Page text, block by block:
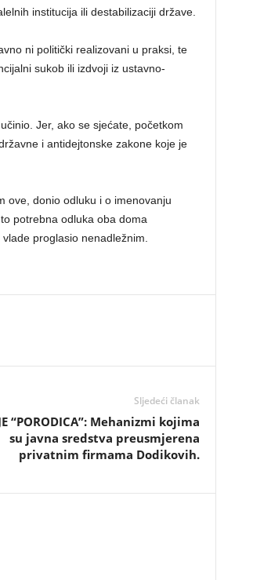
institucija ili destabilizaciji države.
ni politički realizovani u praksi, te
sukob ili izdvoji iz ustavno-
Jer, ako se sjećate, početkom
i antidejtonske zakone koje je
ove, donio odluku i o imenovanju
potrebna odluka oba doma
proglasio nenadležnim.
Sljedeći članak
“PORODICA”: Mehanizmi kojima
su javna sredstva preusmjerena
privatnim firmama Dodikovih.